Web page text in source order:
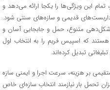
این ویژگی‌ها را یکجا ارائه می‌دهد و
قدیمی و سازه‌های سنتی شود.
متنوع، حمل و جابجایی آسان و
که اسپیس فریم را به انتخاب اول
تبدیل کرده‌اند.
بر هزینه، سرعت اجرا و ایمنی سازه
تحمل بار نیازمند انتخاب سازه‌ای خاص